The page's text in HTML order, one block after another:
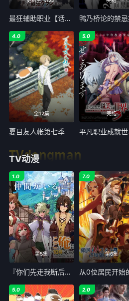
最狂辅助职业【话术士】世界最强战团听我号令
全12集
4.0
夏目友人帐第七季
完结
5.0
TV动漫
TVdongman
第5集
1.0
『你们先走我断后』，于是10年后我成为了传说
第6集
7.0
5.0 2.0